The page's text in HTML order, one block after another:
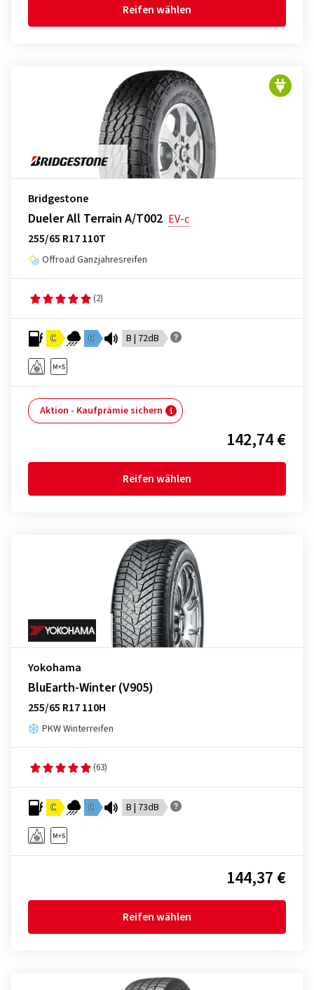
Reifen wählen
Bridgestone
Dueler All Terrain A/T002 EV-c
255/65 R17 110T
Offroad Ganzjahresreifen
(2)
C C B | 72dB
Aktion - Kaufprämie sichern
142,74 €
Reifen wählen
Yokohama
BluEarth-Winter (V905)
255/65 R17 110H
PKW Winterreifen
(63)
C C B | 73dB
144,37 €
Reifen wählen